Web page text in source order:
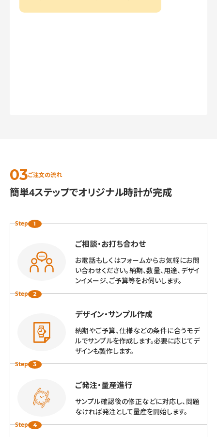
ご注文の流れ
簡単4ステップでオリジナル時計が完成
Step
ご相談・お打ち合わせ
👥
お電話もしくはフォームからお気軽にお問
い合わせください。納期、数量、用途、デザイ
ンイメージ、ご予算等をお伺いします。
Step
デザイン・サンプル作成
⏲
納期やご予算、仕様などの条件に合うモデ
ルでサンプルを作成します。必要に応じてデ
ザインも製作します。
Step
ご発注・量産進行
⌚
サンプル確認後の修正などに対応し、問題
なければ発注として量産を開始します。
Step